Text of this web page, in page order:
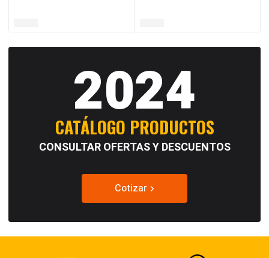
2024
CATÁLOGO PRODUCTOS
CONSULTAR OFERTAS Y DESCUENTOS
Cotizar